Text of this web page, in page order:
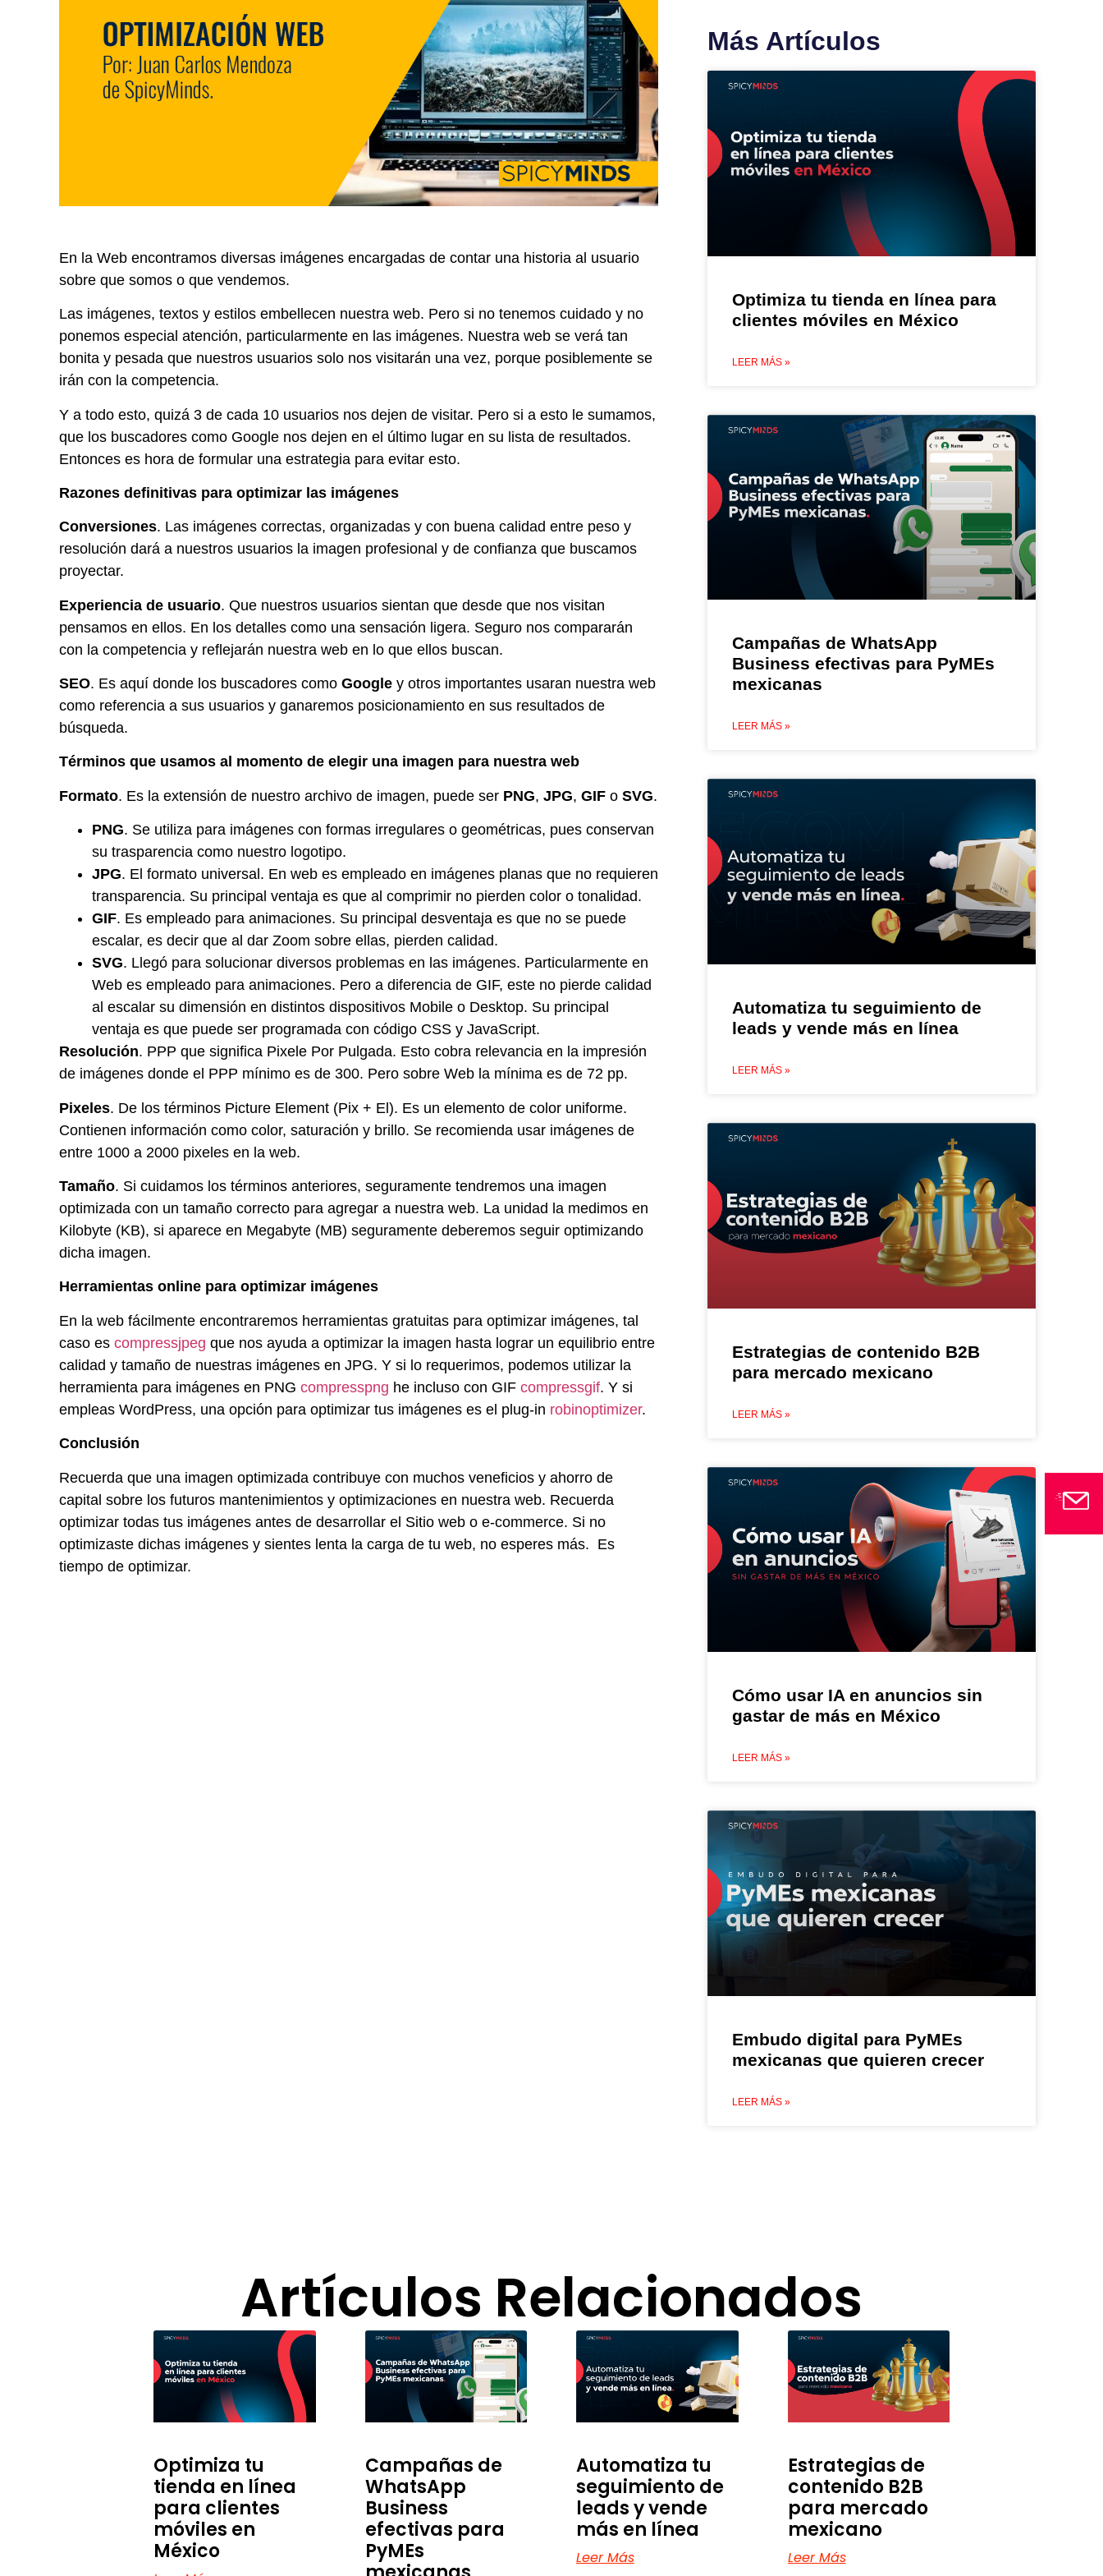
En la Web encontramos diversas imágenes encargadas de contar una historia al usuario
sobre que somos o que vendemos.
Las imágenes, textos y estilos embellecen nuestra web. Pero si no tenemos cuidado y no
ponemos especial atención, particularmente en las imágenes. Nuestra web se verá tan
bonita y pesada que nuestros usuarios solo nos visitarán una vez, porque posiblemente se
irán con la competencia.
Y a todo esto, quizá 3 de cada 10 usuarios nos dejen de visitar. Pero si a esto le sumamos,
que los buscadores como Google nos dejen en el último lugar en su lista de resultados.
Entonces es hora de formular una estrategia para evitar esto.
Razones definitivas para optimizar las imágenes
Conversiones. Las imágenes correctas, organizadas y con buena calidad entre peso y
resolución dará a nuestros usuarios la imagen profesional y de confianza que buscamos
proyectar.
Experiencia de usuario. Que nuestros usuarios sientan que desde que nos visitan
pensamos en ellos. En los detalles como una sensación ligera. Seguro nos compararán
con la competencia y reflejarán nuestra web en lo que ellos buscan.
SEO. Es aquí donde los buscadores como Google y otros importantes usaran nuestra web
como referencia a sus usuarios y ganaremos posicionamiento en sus resultados de
búsqueda.
Términos que usamos al momento de elegir una imagen para nuestra web
Formato. Es la extensión de nuestro archivo de imagen, puede ser PNG, JPG, GIF o SVG.
PNG. Se utiliza para imágenes con formas irregulares o geométricas, pues conservan
su trasparencia como nuestro logotipo.
JPG. El formato universal. En web es empleado en imágenes planas que no requieren
transparencia. Su principal ventaja es que al comprimir no pierden color o tonalidad.
GIF. Es empleado para animaciones. Su principal desventaja es que no se puede
escalar, es decir que al dar Zoom sobre ellas, pierden calidad.
SVG. Llegó para solucionar diversos problemas en las imágenes. Particularmente en
Web es empleado para animaciones. Pero a diferencia de GIF, este no pierde calidad
al escalar su dimensión en distintos dispositivos Mobile o Desktop. Su principal
ventaja es que puede ser programada con código CSS y JavaScript.
Resolución. PPP que significa Pixele Por Pulgada. Esto cobra relevancia en la impresión
de imágenes donde el PPP mínimo es de 300. Pero sobre Web la mínima es de 72 pp.
Pixeles. De los términos Picture Element (Pix + El). Es un elemento de color uniforme.
Contienen información como color, saturación y brillo. Se recomienda usar imágenes de
entre 1000 a 2000 pixeles en la web.
Tamaño. Si cuidamos los términos anteriores, seguramente tendremos una imagen
optimizada con un tamaño correcto para agregar a nuestra web. La unidad la medimos en
Kilobyte (KB), si aparece en Megabyte (MB) seguramente deberemos seguir optimizando
dicha imagen.
Herramientas online para optimizar imágenes
En la web fácilmente encontraremos herramientas gratuitas para optimizar imágenes, tal
caso es compressjpeg que nos ayuda a optimizar la imagen hasta lograr un equilibrio entre
calidad y tamaño de nuestras imágenes en JPG. Y si lo requerimos, podemos utilizar la
herramienta para imágenes en PNG compresspng he incluso con GIF compressgif. Y si
empleas WordPress, una opción para optimizar tus imágenes es el plug-in robinoptimizer.
Conclusión
Recuerda que una imagen optimizada contribuye con muchos veneficios y ahorro de
capital sobre los futuros mantenimientos y optimizaciones en nuestra web. Recuerda
optimizar todas tus imágenes antes de desarrollar el Sitio web o e-commerce. Si no
optimizaste dichas imágenes y sientes lenta la carga de tu web, no esperes más. Es
tiempo de optimizar.
Más Artículos
Optimiza tu tienda en línea para
clientes móviles en México
LEER MÁS »
Campañas de WhatsApp
Business efectivas para PyMEs
mexicanas
LEER MÁS »
Automatiza tu seguimiento de
leads y vende más en línea
LEER MÁS »
Estrategias de contenido B2B
para mercado mexicano
LEER MÁS »
Cómo usar IA en anuncios sin
gastar de más en México
LEER MÁS »
Embudo digital para PyMEs
mexicanas que quieren crecer
LEER MÁS »
Artículos Relacionados
Optimiza tu
tienda en línea
para clientes
móviles en
México
Campañas de
WhatsApp
Business
efectivas para
PyMEs
Automatiza tu
seguimiento de
leads y vende
más en línea
Leer Más
Estrategias de
contenido B2B
para mercado
mexicano
Leer Más